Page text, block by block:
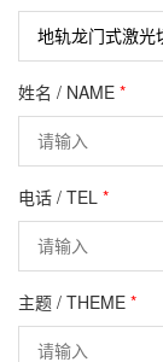
姓名 / NAME *
电话 / TEL *
主题 / THEME *